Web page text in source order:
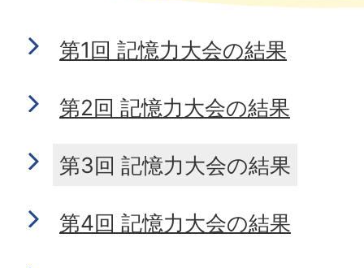
第1回 記憶力大会の結果
第2回 記憶力大会の結果
第3回 記憶力大会の結果
第4回 記憶力大会の結果